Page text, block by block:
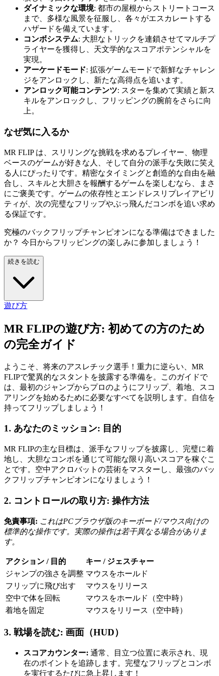
ダイナミックな環境: 都市の屋根からストリートコース
まで、多様な風景を征服し、各々がエスカレートする
ハザードを備えています。
コンボシステム: 大胆なトリックを連鎖させてマルチプ
ライヤーを獲得し、天文学的なスコアポテンシャルを
実現。
アーケードモード: 拡張ゲームモードで新鮮なチャレン
ジをアンロックし、新たな高得点を追います。
アンロック可能コンテンツ: スターを集めて実績と新ス
キルをアンロックし、フリッピングの腕前をさらに向
上。
なぜ気に入るか
MR FLIP は、スリリングな挑戦を求めるプレイヤー、物理
ベースのゲームが好きな人、そして自分の派手な失敗に笑え
る人にぴったりです。精密なタイミングと創造的な自由を融
合し、スキルと大胆さを報酬するゲームを楽しむなら、まさ
にご褒美です。ゲームの依存性とエンドレスリプレイアビリ
ティが、次の完璧なフリップやぶっ飛んだコンボを追い求め
る保証です。
究極のバックフリップチャンピオンになる準備はできました
か？ 今日からフリッピングの楽しみに参加しましょう！
続きを読む
遊び方
MR FLIPの遊び方: 初めての方のため
の完全ガイド
ようこそ、将来のアスレチック選手！重力に逆らい、MR
FLIPで驚異的なスタントを披露する準備を。このガイドで
は、最初のジャンプからプロのようにフリップ、着地、スコ
アリングを始めるために必要なすべてを説明します。自信を
持ってフリップしましょう！
1. あなたのミッション: 目的
MR FLIPの主な目標は、派手なフリップを披露し、完璧に着
地し、大胆なコンボを通じて可能な限り高いスコアを稼ぐこ
とです。空中アクロバットの芸術をマスターし、最強のバッ
クフリップチャンピオンになりましょう！
2. コントロールの取り方: 操作方法
免責事項: これはPCブラウザ版のキーボード/マウス向けの
標準的な操作です。実際の操作は若干異なる場合がありま
す。
アクション / 目的
キー / ジェスチャー
ジャンプの強さを調整 マウスをホールド
フリップに飛び出す
マウスをリリース
空中で体を回転
マウスをホールド（空中時）
着地を固定
マウスをリリース（空中時）
3. 戦場を読む: 画面（HUD）
スコアカウンター: 通常、目立つ位置に表示され、現
在のポイントを追跡します。完璧なフリップとコンボ
を実行するたびに急上昇します！